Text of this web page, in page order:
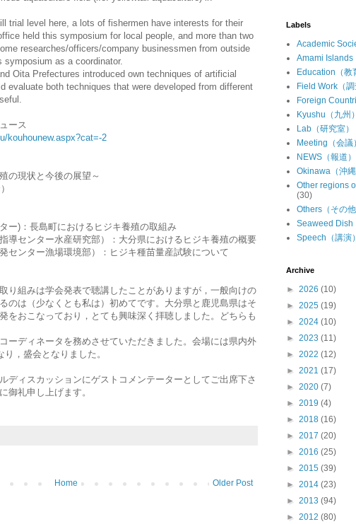
trial level here, a lots of fishermen have interests for their
held this symposium for local people, and more than two
researches/officers/company businessmen from outside
as a coordinator.
Oita Prefectures introduced own techniques of artificial
evaluate both techniques that were developed from different
ース
kouhounew.aspx?cat=-2
の現状と今後の展望～
ー)：長島町におけるヒジキ養殖の取組み
導センター水産研究部）：大分県におけるヒジキ養殖の概要
センター漁場環境部）：ヒジキ種苗量産試験について
り組みは学会発表で聴講したことがありますが，一般向けの
のは（少なくとも私は）初めてです。大分県と鹿児島県はそ
をおこなっており，とても興味深く拝聴しました。どちらも
ーディネータを務めさせていただきました。会場には県内外
，盛会となりました。
ディスカッションにゲストコメンテーターとしてご出席下さ
御礼申し上げます。
Older Post
Home
Labels
Academic
Amami Islands
Education（教
Field Work（調
Foreign
Kyushu（九州）
Lab（研究室）
Meeting（会議）
NEWS（報道）
Okinawa（沖縄
Other regions
(30)
Others（その他
Seaweed Dish
Speech（講演）
Archive
► 2026 (10)
► 2025 (19)
► 2024 (10)
► 2023 (11)
► 2022 (12)
► 2021 (17)
► 2020 (7)
► 2019 (4)
► 2018 (16)
► 2017 (20)
► 2016 (25)
► 2015 (39)
► 2014 (23)
► 2013 (94)
► 2012 (80)